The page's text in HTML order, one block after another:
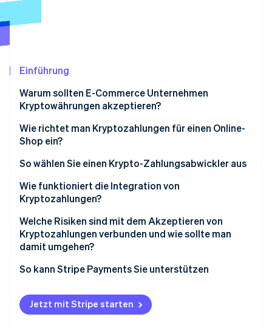
Betrugsprävention
Atlas
Online-Identitätsprüfung
Stripe-Sessions 2026
Jetzt ansehen
Einführung
Warum sollten E-Commerce Unternehmen
Kryptowährungen akzeptieren?
Wie richtet man Kryptozahlungen für einen Online-
Shop ein?
Überprüfen Sie die Regeln
Wählen Sie einen Zahlungsabwickler
Erstellen Sie ein Konto
Integrieren Sie Ihren Bezahlvorgang
Verwenden Sie bei Bedarf Wallets
Einführung und Werbung
So wählen Sie einen Krypto-Zahlungsabwickler aus
Wie funktioniert die Integration von
Kryptozahlungen?
Welche Risiken sind mit dem Akzeptieren von
Kryptozahlungen verbunden und wie sollte man
damit umgehen?
Preisvolatilität
Unumkehrbare Transaktionen
Compliance und Regulierung
So kann Stripe Payments Sie unterstützen
Jetzt mit Stripe starten